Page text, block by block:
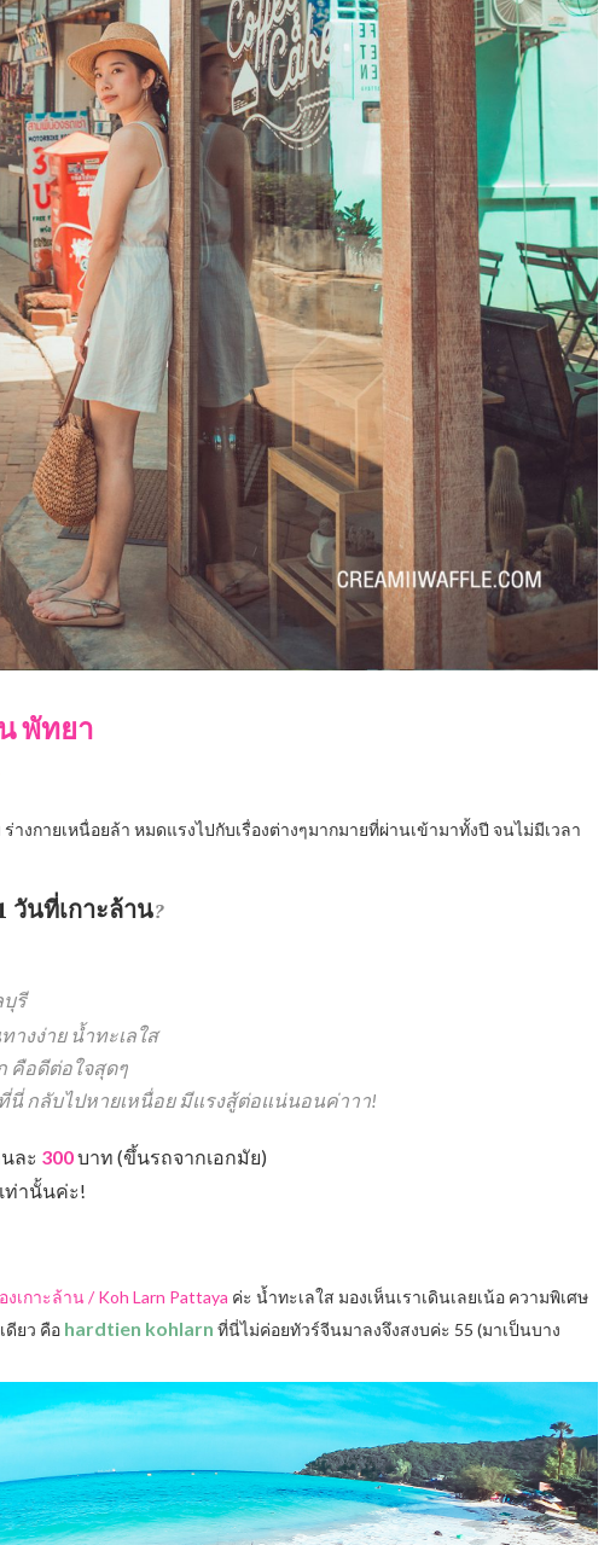
พัทยา
งกายเหนื่อยล้า หมดแรงไปกับเรื่องต่างๆมากมายที่ผ่านเข้ามาทั้งปี จนไม่มีเวลา
วันที่เกาะล้าน?
บุรี
างง่าย น้ำทะเลใส
คือดีต่อใจสุดๆ
นี่ กลับไปหายเหนื่อย มีแรงสู้ต่อแน่นอนค่าาา!
ละ 300บาท (ขึ้นรถจากเอกมัย)
ท่านั้นค่ะ!
เกาะล้าน / Koh Larn Pattaya ค่ะ น้ำทะเลใส มองเห็นเราเดินเลยเน้อ ความพิเศษ
ดียว คือ hardtien kohlarn ที่นี่ไม่ค่อยทัวร์จีนมาลงจึงสงบค่ะ 55 (มาเป็นบาง